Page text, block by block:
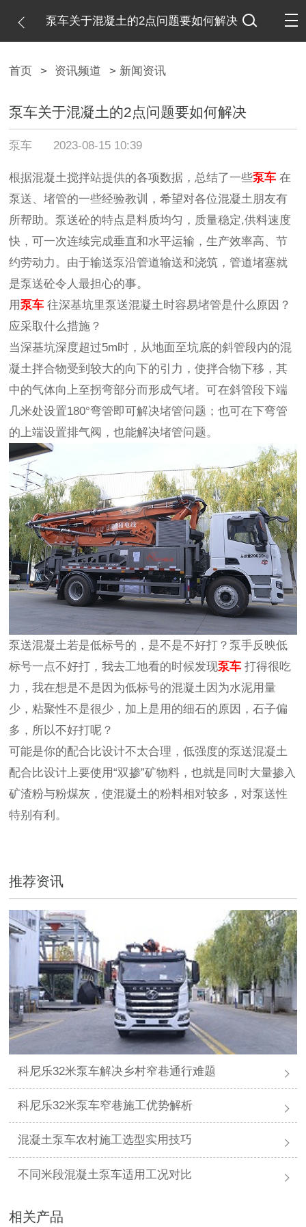
泵车关于混凝土的2点问题要如何解决
首页 > 资讯频道 > 新闻资讯
泵车关于混凝土的2点问题要如何解决
泵车 2023-08-15 10:39
根据混凝土搅拌站提供的各项数据，总结了一些泵车 在
泵送、堵管的一些经验教训，希望对各位混凝土朋友有
所帮助。泵送砼的特点是料质均匀，质量稳定,供料速度
快，可一次连续完成垂直和水平运输，生产效率高、节
约劳动力。由于输送泵沿管道输送和浇筑，管道堵塞就
是泵送砼令人最担心的事。
用泵车 往深基坑里泵送混凝土时容易堵管是什么原因？
应采取什么措施？
当深基坑深度超过5m时，从地面至坑底的斜管段内的混
凝土拌合物受到较大的向下的引力，使拌合物下移，其
中的气体向上至拐弯部分而形成气堵。可在斜管段下端
几米处设置180°弯管即可解决堵管问题；也可在下弯管
的上端设置排气阀，也能解决堵管问题。
泵送混凝土若是低标号的，是不是不好打？泵手反映低
标号一点不好打，我去工地看的时候发现泵车 打得很吃
力，我在想是不是因为低标号的混凝土因为水泥用量
少，粘聚性不是很少，加上是用的细石的原因，石子偏
多，所以不好打呢？
可能是你的配合比设计不太合理，低强度的泵送混凝土
配合比设计上要使用“双掺”矿物料，也就是同时大量掺入
矿渣粉与粉煤灰，使混凝土的粉料相对较多，对泵送性
特别有利。
推荐资讯
科尼乐32米泵车解决乡村窄巷通行难题
科尼乐32米泵车窄巷施工优势解析
混凝土泵车农村施工选型实用技巧
不同米段混凝土泵车适用工况对比
相关产品